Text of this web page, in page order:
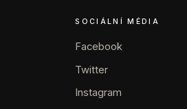
SOCIÁLNÍ MÉDIA
Facebook
Twitter
Instagram